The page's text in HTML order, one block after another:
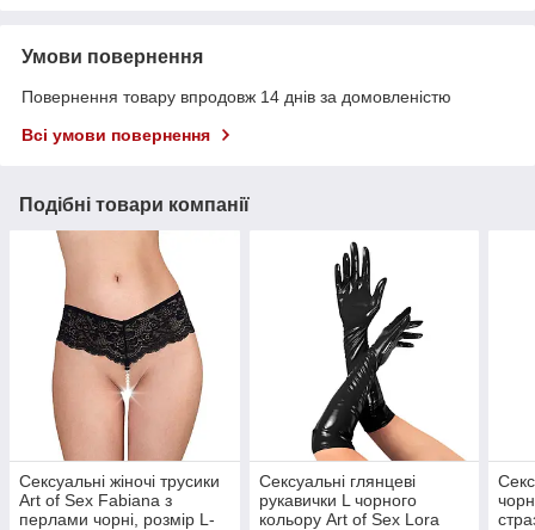
Умови повернення
Повернення товару впродовж 14 днів за домовленістю
Всі умови повернення
Подібні товари компанії
Сексуальні жіночі трусики
Art of Sex Fabiana з
перлами чорні, розмір L-
Сексуальні глянцеві
рукавички L чорного
кольору Art of Sex Lora